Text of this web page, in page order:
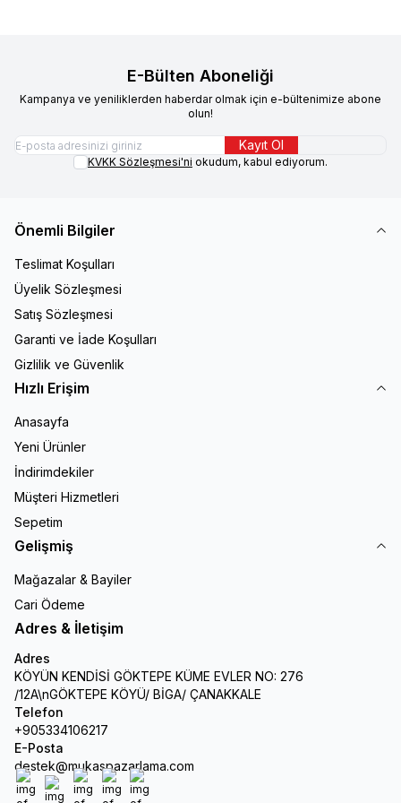
E-Bülten Aboneliği
Kampanya ve yeniliklerden haberdar olmak için e-bültenimize abone
olun!
Kayıt Ol
KVKK Sözleşmesi'ni okudum, kabul ediyorum.
Önemli Bilgiler
Teslimat Koşulları
Üyelik Sözleşmesi
Satış Sözleşmesi
Garanti ve İade Koşulları
Gizlilik ve Güvenlik
Hızlı Erişim
Anasayfa
Yeni Ürünler
İndirimdekiler
Müşteri Hizmetleri
Sepetim
Gelişmiş
Mağazalar & Bayiler
Cari Ödeme
Adres & İletişim
Adres
KÖYÜN KENDİSİ GÖKTEPE KÜME EVLER NO: 276
/12A\nGÖKTEPE KÖYÜ/ BİGA/ ÇANAKKALE
Telefon
+905334106217
E-Posta
destek@mukaspazarlama.com